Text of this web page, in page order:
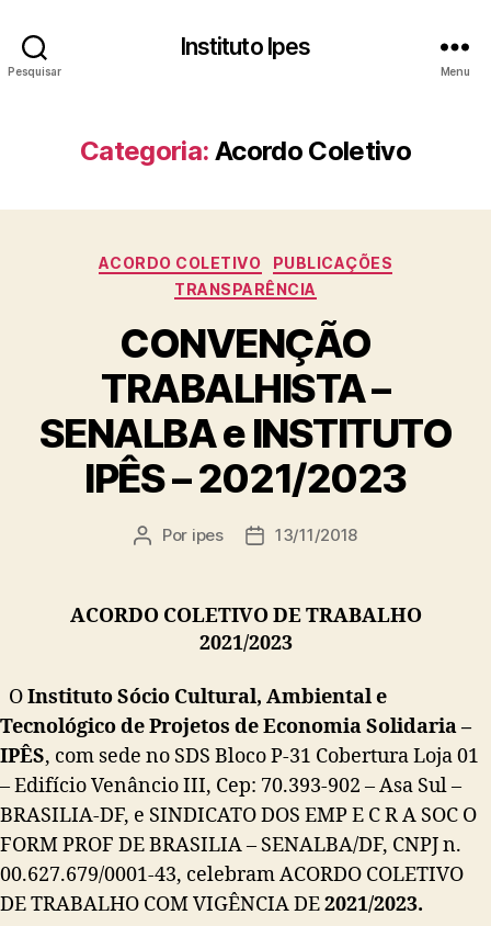
Pesquisar
Instituto Ipes
Menu
Categoria: Acordo Coletivo
Categorias
ACORDO COLETIVO
PUBLICAÇÕES
TRANSPARÊNCIA
CONVENÇÃO
TRABALHISTA –
SENALBA e INSTITUTO
IPÊS – 2021/2023
Autor
Por ipes
Data13/11/2018
ACORDO COLETIVO DE TRABALHO
2021/2023
OInstituto Sócio Cultural, Ambiental e
Tecnológico de Projetos de Economia Solidaria –
IPÊS, com sede no SDS Bloco P-31 Cobertura Loja 01
– Edifício Venâncio III, Cep: 70.393-902 – Asa Sul –
BRASILIA-DF, e SINDICATO DOS EMP E C R A SOC O
FORM PROF DE BRASILIA – SENALBA/DF, CNPJ n.
00.627.679/0001-43, celebram ACORDO COLETIVO
DE TRABALHO COM VIGÊNCIA DE2021/2023.